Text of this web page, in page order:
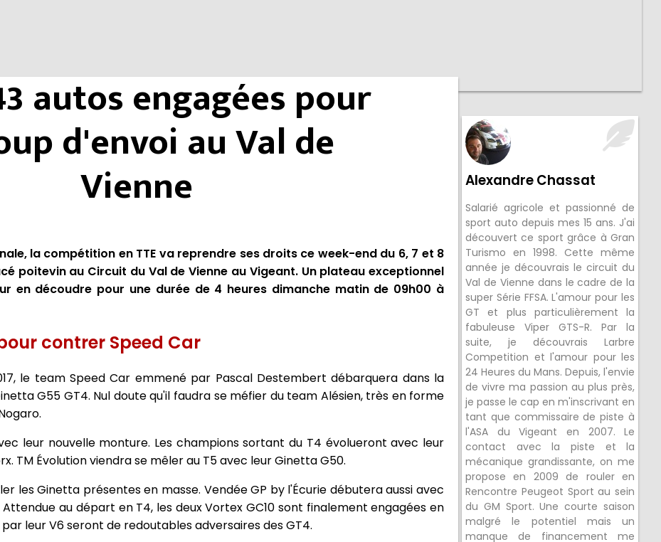
autos engagées pour
d'envoi au Val de
Vienne
la compétition en TTE va reprendre ses droits ce week-end du 6, 7 et 8
poitevin au Circuit du Val de Vienne au Vigeant. Un plateau exceptionnel
en découdre pour une durée de 4 heures dimanche matin de 09h00 à
contrer Speed Car
le team Speed Car emmené par Pascal Destembert débarquera dans la
G55 GT4. Nul doute qu'il faudra se méfier du team Alésien, très en forme
leur nouvelle monture. Les champions sortant du T4 évolueront avec leur
TM Évolution viendra se mêler au T5 avec leur Ginetta G50.
les Ginetta présentes en masse. Vendée GP by l'Écurie débutera aussi avec
Attendue au départ en T4, les deux Vortex GC10 sont finalement engagées en
leur V6 seront de redoutables adversaires des GT4.
Alexandre Chassat
Salarié agricole et passionné de
sport auto depuis mes 15 ans. J'ai
découvert ce sport grâce à Gran
Turismo en 1998. Cette même
année je découvrais le circuit du
Val de Vienne dans le cadre de la
super Série FFSA. L'amour pour les
GT et plus particulièrement la
fabuleuse Viper GTS-R. Par la
suite, je découvrais Larbre
Competition et l'amour pour les
24 Heures du Mans. Depuis, l'envie
de vivre ma passion au plus près,
je passe le cap en m'inscrivant en
tant que commissaire de piste à
l'ASA du Vigeant en 2007. Le
contact avec la piste et la
mécanique grandissante, on me
propose en 2009 de rouler en
Rencontre Peugeot Sport au sein
du GM Sport. Une courte saison
malgré le potentiel mais un
manque de financement me